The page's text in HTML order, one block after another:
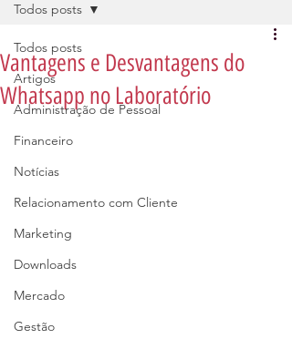
Todos posts
Artigos
Administração de Pessoal
Financeiro
Notícias
Relacionamento com Cliente
Marketing
Downloads
Mercado
Gestão
Todos posts
Vantagens e Desvantagens do
Whatsapp no Laboratório